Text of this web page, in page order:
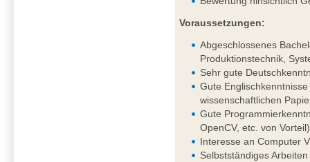
Voraussetzungen:
Abgeschlossenes
Produktionstechnik,
Sehr gute
Gute
wissenschaftlichen
Gute
OpenCV, etc. von Vorteil)
Interesse an Computer
Selbstständiges